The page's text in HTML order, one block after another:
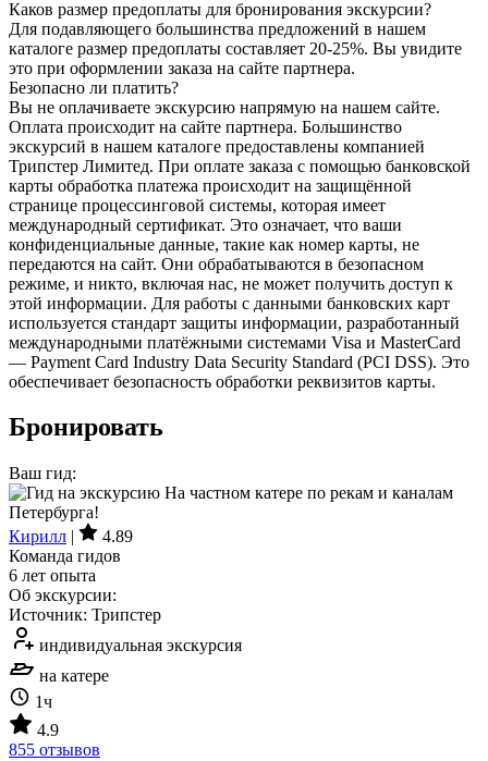
Каков размер предоплаты для бронирования экскурсии?
Для подавляющего большинства предложений в нашем
каталоге размер предоплаты составляет 20-25%. Вы увидите
это при оформлении заказа на сайте партнера.
Безопасно ли платить?
Вы не оплачиваете экскурсию напрямую на нашем сайте.
Оплата происходит на сайте партнера. Большинство
экскурсий в нашем каталоге предоставлены компанией
Трипстер Лимитед. При оплате заказа с помощью банковской
карты обработка платежа происходит на защищённой
странице процессинговой системы, которая имеет
международный сертификат. Это означает, что ваши
конфиденциальные данные, такие как номер карты, не
передаются на сайт. Они обрабатываются в безопасном
режиме, и никто, включая нас, не может получить доступ к
этой информации. Для работы с данными банковских карт
используется стандарт защиты информации, разработанный
международными платёжными системами Visa и MasterCard
— Payment Card Industry Data Security Standard (PCI DSS). Это
обеспечивает безопасность обработки реквизитов карты.
Бронировать
Ваш гид:
Кирилл |
4.89
Команда гидов
6 лет опыта
Об экскурсии:
Источник: Трипстер
индивидуальная экскурсия
на катере
1ч
4.9
855 отзывов